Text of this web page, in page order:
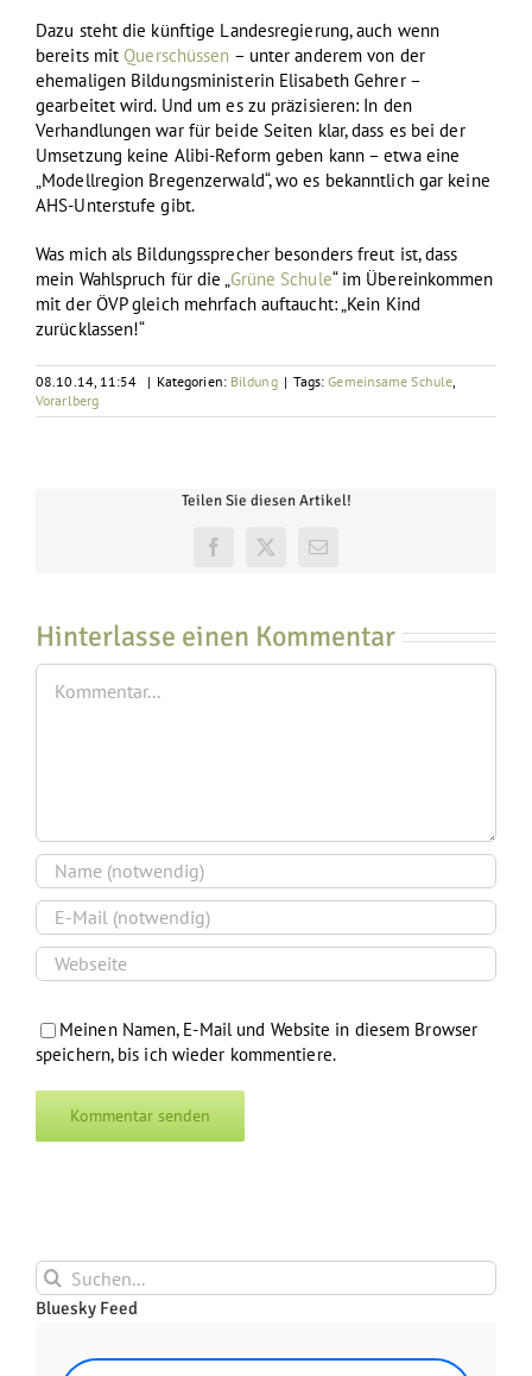
Dazu steht die künftige Landesregierung, auch wenn
bereits mit Querschüssen – unter anderem von der
ehemaligen Bildungsministerin Elisabeth Gehrer –
gearbeitet wird. Und um es zu präzisieren: In den
Verhandlungen war für beide Seiten klar, dass es bei der
Umsetzung keine Alibi-Reform geben kann – etwa eine
„Modellregion Bregenzerwald“, wo es bekanntlich gar keine
AHS-Unterstufe gibt.
Was mich als Bildungssprecher besonders freut ist, dass
mein Wahlspruch für die „Grüne Schule“ im Übereinkommen
mit der ÖVP gleich mehrfach auftaucht: „Kein Kind
zurücklassen!“
08.10.14, 11:54 | Kategorien: Bildung | Tags:Gemeinsame Schule,
Vorarlberg
Teilen Sie diesen Artikel!
Facebook
X
E-
Hinterlasse einen Kommentar
Kommentar
Meinen Namen, E-Mail und Website in diesem Browser
speichern, bis ich wieder kommentiere.
Suche
nach:
Bluesky Feed